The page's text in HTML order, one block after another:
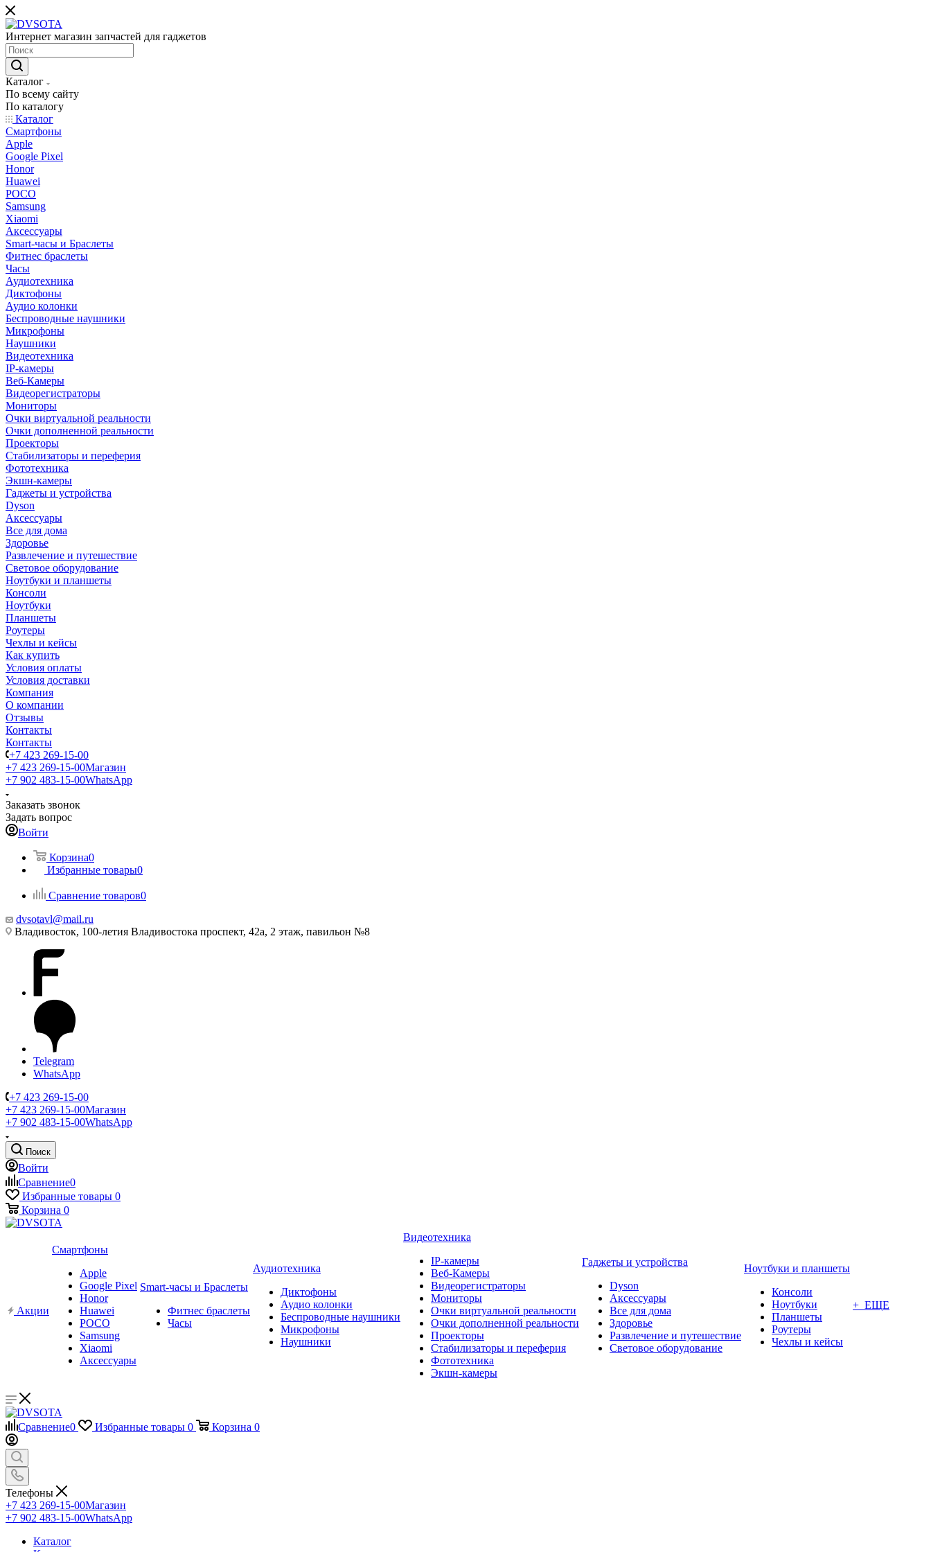
Интернет магазин запчастей для гаджетов
Каталог
По всему сайту
По каталогу
Каталог
Смартфоны
Apple
Google Pixel
Honor
Huawei
POCO
Samsung
Xiaomi
Аксессуары
Smart-часы и Браслеты
Фитнес браслеты
Часы
Аудиотехника
Диктофоны
Аудио колонки
Беспроводные наушники
Микрофоны
Наушники
Видеотехника
IP-камеры
Веб-Камеры
Видеорегистраторы
Мониторы
Очки виртуальной реальности
Очки дополненной реальности
Проекторы
Стабилизаторы и переферия
Фототехника
Экшн-камеры
Гаджеты и устройства
Dyson
Аксессуары
Все для дома
Здоровье
Развлечение и путешествие
Световое оборудование
Ноутбуки и планшеты
Консоли
Ноутбуки
Планшеты
Роутеры
Чехлы и кейсы
Как купить
Условия оплаты
Условия доставки
Компания
О компании
Отзывы
Контакты
Контакты
+7 423 269-15-00
+7 423 269-15-00Магазин
+7 902 483-15-00WhatsApp
Заказать звонок
Задать вопрос
Войти
Корзина0
Избранные товары0
Сравнение товаров0
dvsotavl@mail.ru
Владивосток, 100-летия Владивостока проспект, 42а, 2 этаж, павильон №8
Telegram
WhatsApp
+7 423 269-15-00
+7 423 269-15-00Магазин
+7 902 483-15-00WhatsApp
Поиск
Войти
Сравнение0
Избранные товары 0
Корзина 0
Акции
Смартфоны
Apple
Google Pixel
Honor
Huawei
POCO
Samsung
Xiaomi
Аксессуары
Smart-часы и Браслеты
Фитнес браслеты
Часы
Аудиотехника
Диктофоны
Аудио колонки
Беспроводные наушники
Микрофоны
Наушники
Видеотехника
IP-камеры
Веб-Камеры
Видеорегистраторы
Мониторы
Очки виртуальной реальности
Очки дополненной реальности
Проекторы
Стабилизаторы и переферия
Фототехника
Экшн-камеры
Гаджеты и устройства
Dyson
Аксессуары
Все для дома
Здоровье
Развлечение и путешествие
Световое оборудование
Ноутбуки и планшеты
Консоли
Ноутбуки
Планшеты
Роутеры
Чехлы и кейсы
+ ЕЩЕ
Сравнение0 Избранные товары 0 Корзина 0
Телефоны
+7 423 269-15-00Магазин
+7 902 483-15-00WhatsApp
Каталог